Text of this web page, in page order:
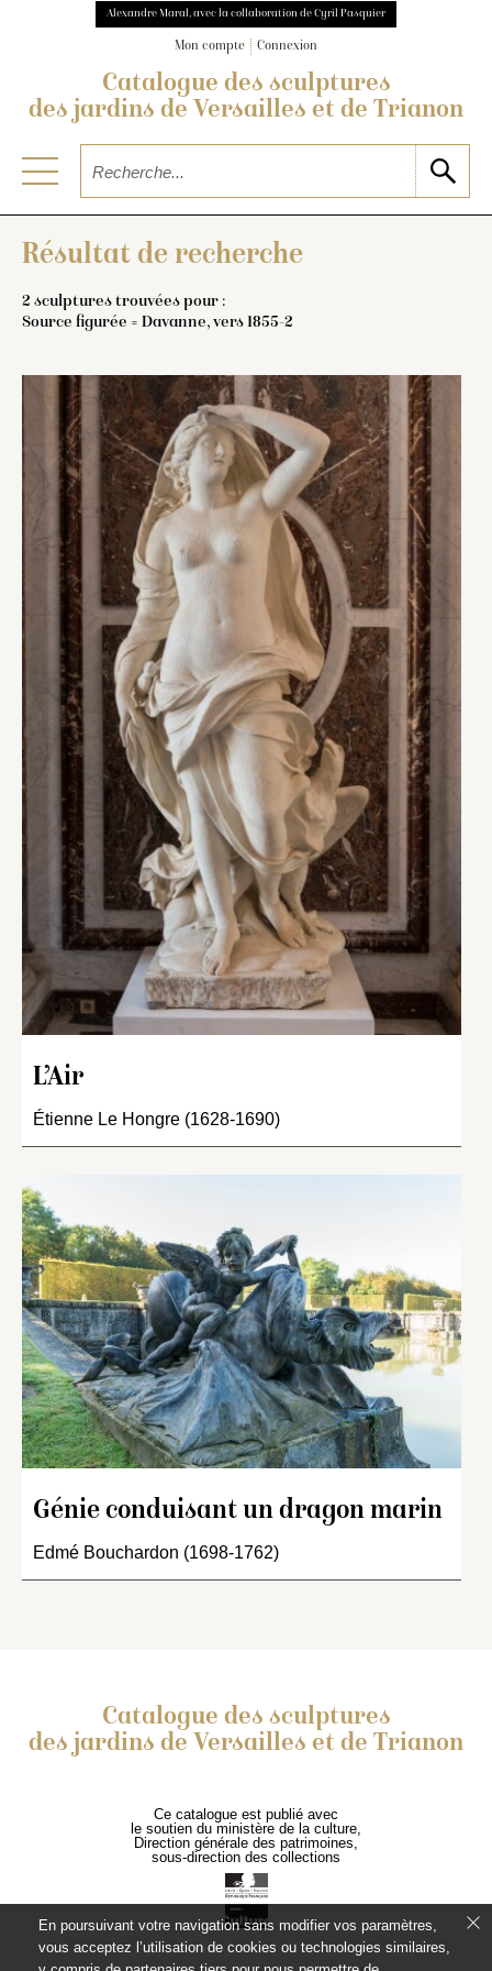
Alexandre Maral, avec la collaboration de Cyril Pasquier
Mon compte Connexion
Catalogue des sculptures
des jardins de Versailles et de Trianon
Résultat de recherche
2 sculptures trouvées pour :
Source figurée = Davanne, vers 1855-2
L’Air
Étienne Le Hongre (1628-1690)
Génie conduisant un dragon marin
Edmé Bouchardon (1698-1762)
Catalogue des sculptures
des jardins de Versailles et de Trianon
Ce catalogue est publié avec
le soutien du ministère de la culture,
Direction générale des patrimoines,
sous-direction des collections
En poursuivant votre navigation sans modifier vos paramètres,
vous acceptez l’utilisation de cookies ou technologies similaires,